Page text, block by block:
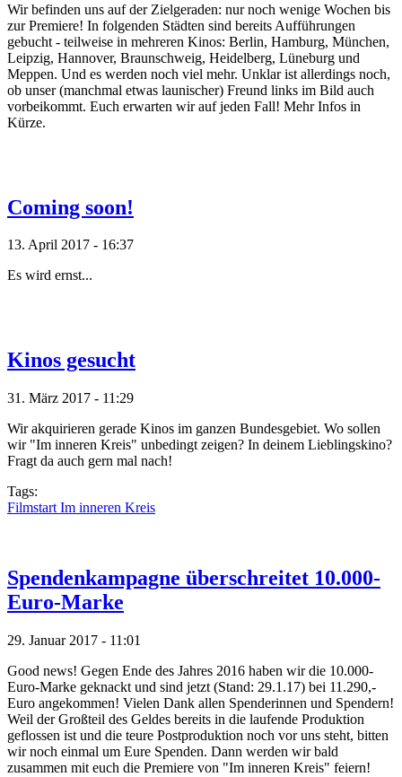
Wir befinden uns auf der Zielgeraden: nur noch wenige Wochen bis
zur Premiere! In folgenden Städten sind bereits Aufführungen
gebucht - teilweise in mehreren Kinos: Berlin, Hamburg, München,
Leipzig, Hannover, Braunschweig, Heidelberg, Lüneburg und
Meppen. Und es werden noch viel mehr. Unklar ist allerdings noch,
ob unser (manchmal etwas launischer) Freund links im Bild auch
vorbeikommt. Euch erwarten wir auf jeden Fall! Mehr Infos in
Kürze.
Coming soon!
13. April 2017 - 16:37
Es wird ernst...
Kinos gesucht
31. März 2017 - 11:29
Wir akquirieren gerade Kinos im ganzen Bundesgebiet. Wo sollen
wir "Im inneren Kreis" unbedingt zeigen? In deinem Lieblingskino?
Fragt da auch gern mal nach!
Tags:
Filmstart Im inneren Kreis
Spendenkampagne überschreitet 10.000-
Euro-Marke
29. Januar 2017 - 11:01
Good news! Gegen Ende des Jahres 2016 haben wir die 10.000-
Euro-Marke geknackt und sind jetzt (Stand: 29.1.17) bei 11.290,-
Euro angekommen! Vielen Dank allen Spenderinnen und Spendern!
Weil der Großteil des Geldes bereits in die laufende Produktion
geflossen ist und die teure Postproduktion noch vor uns steht, bitten
wir noch einmal um Eure Spenden. Dann werden wir bald
zusammen mit euch die Premiere von "Im inneren Kreis" feiern!